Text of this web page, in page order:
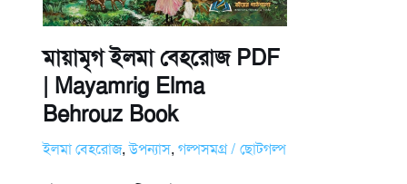
মায়ামৃগ ইলমা বেহরোজ PDF
| Mayamrig Elma
Behrouz Book
ইলমা বেহরোজ,উপন্যাস, গল্পসমগ্র / ছোটগল্প